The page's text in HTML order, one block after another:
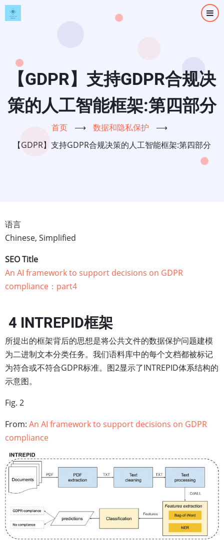
跳
转
【GDPR】支持GDPR合规决
策的人工智能框架:第四部分
首页 ⟶ 数据和隐私保护
⟶
【GDPR】支持GDPR合规决策的人工智能框架:第四部分
语言
Chinese, Simplified
SEO Title
An AI framework to support decisions on GDPR
compliance：part4
4 INTREPID框架
所提出的框架背后的思想是将公共文件的数据保护问题建模
为二进制文本分类任务。我们语料库中的每个文档都被标记
为符合或不符合GDPR标准。图2显示了INTREPID体系结构的
示意图。
Fig. 2
From: An AI framework to support decisions on GDPR
compliance